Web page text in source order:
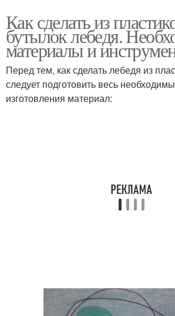
Лебедь из покрышки
Как сделать из
бутылок лебедя.
материалы и
Перед тем, как сделать лебедя из
следует подготовить весь
изготовления материал: